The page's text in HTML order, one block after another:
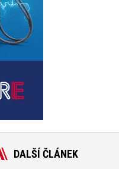
DALŠÍ ČLÁNEK